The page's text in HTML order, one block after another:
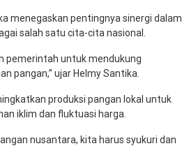
menegaskan pentingnya sinergi dalam
salah satu cita-cita nasional.
pemerintah untuk mendukung
pangan,” ujar Helmy Santika.
produksi pangan lokal untuk
iklim dan fluktuasi harga.
nusantara, kita harus syukuri dan